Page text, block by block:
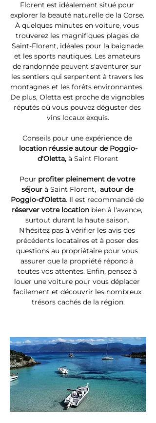
Florent est idéalement situé pour
explorer la beauté naturelle de la Corse.
À quelques minutes en voiture, vous
trouverez les magnifiques plages de
Saint-Florent, idéales pour la baignade
et les sports nautiques. Les amateurs
de randonnée peuvent s'aventurer sur
les sentiers qui serpentent à travers les
montagnes et les forêts environnantes.
De plus, Oletta est proche de vignobles
réputés où vous pouvez déguster des
vins locaux exquis.
Conseils pour une expérience de
location réussie autour de Poggio-
d'Oletta, à Saint Florent
Pour profiter pleinement de votre
séjour à Saint Florent, autour de
Poggio-d'Oletta. Il est recommandé de
réserver votre location bien à l'avance,
surtout durant la haute saison.
N'hésitez pas à vérifier les avis des
précédents locataires et à poser des
questions au propriétaire pour vous
assurer que la propriété répond à
toutes vos attentes. Enfin, pensez à
louer une voiture pour vous déplacer
facilement et découvrir les nombreux
trésors cachés de la région.